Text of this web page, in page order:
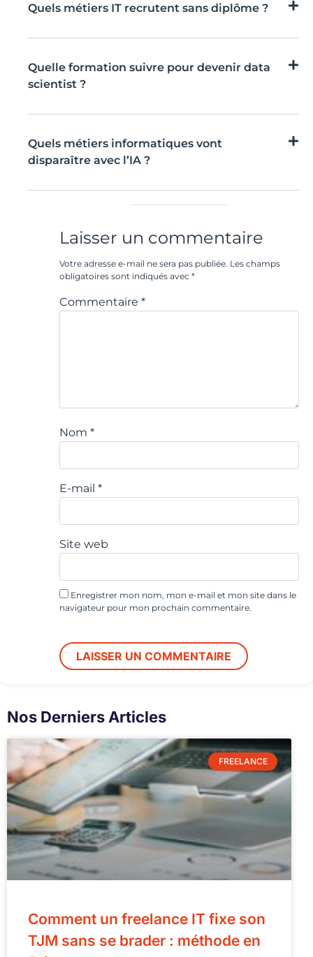
Quels métiers IT recrutent sans diplôme ?
Quelle formation suivre pour devenir data
scientist ?
Quels métiers informatiques vont
disparaître avec l’IA ?
Laisser un commentaire
Votre adresse e-mail ne sera pas publiée. Les champs
obligatoires sont indiqués avec *
Commentaire *
Nom *
E-mail *
Site web
Enregistrer mon nom, mon e-mail et mon site dans le
navigateur pour mon prochain commentaire.
Nos Derniers Articles
FREELANCE
Comment un freelance IT fixe son
TJM sans se brader : méthode en